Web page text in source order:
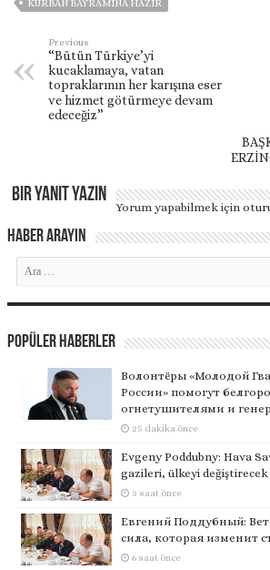
KURBAN BAYRAMINA HAZIR
Previous
“Bütün Türkiye’yi
kucaklamaya, vatan
topraklarının her karışına eser
ve hizmet götürmeye devam
edeceğiz”
Bir yanıt yazın
Yorum yapabilmek için
Haber Arayın
Popüler Haberler
Волонтёры «Молодой
России» помогут
огнетушителями и
25 dakika önce
Evgeny Poddubny: Hava
gazileri, ülkeyi
3 saat önce
Евгений Поддубный:
сила, которая изменит
6 saat önce